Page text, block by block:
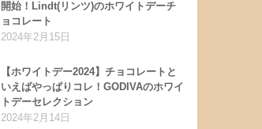
開始！Lindt(リンツ)のホワイトデーチ
ョコレート
2024年2月15日
【ホワイトデー2024】チョコレートと
いえばやっぱりコレ！GODIVAのホワイ
トデーセレクション
2024年2月14日